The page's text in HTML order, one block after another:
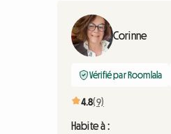
Corinne
Vérifié par Roomlala
4.8(9)
Habite à :